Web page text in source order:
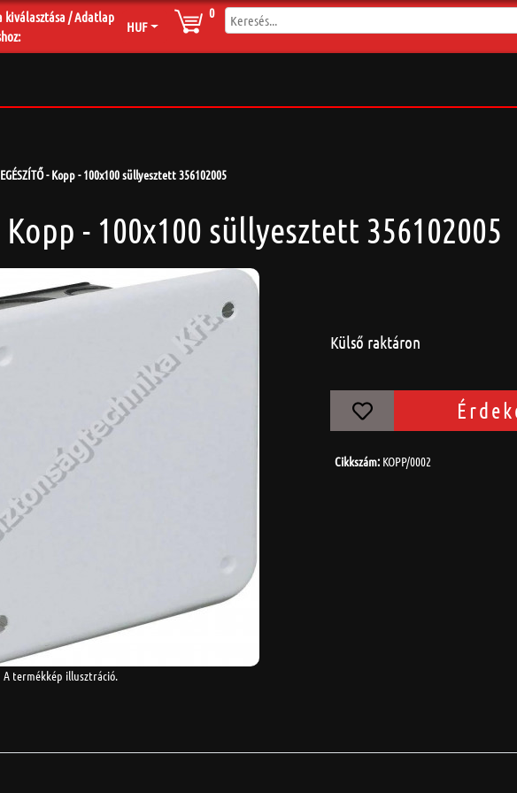
kiválasztása / Adatlap
HUF
0
- Kopp - 100x100 süllyesztett 356102005
Kopp - 100x100 süllyesztett 356102005
A termékkép illusztráció.
Külső raktáron
Cikkszám: KOPP/0002